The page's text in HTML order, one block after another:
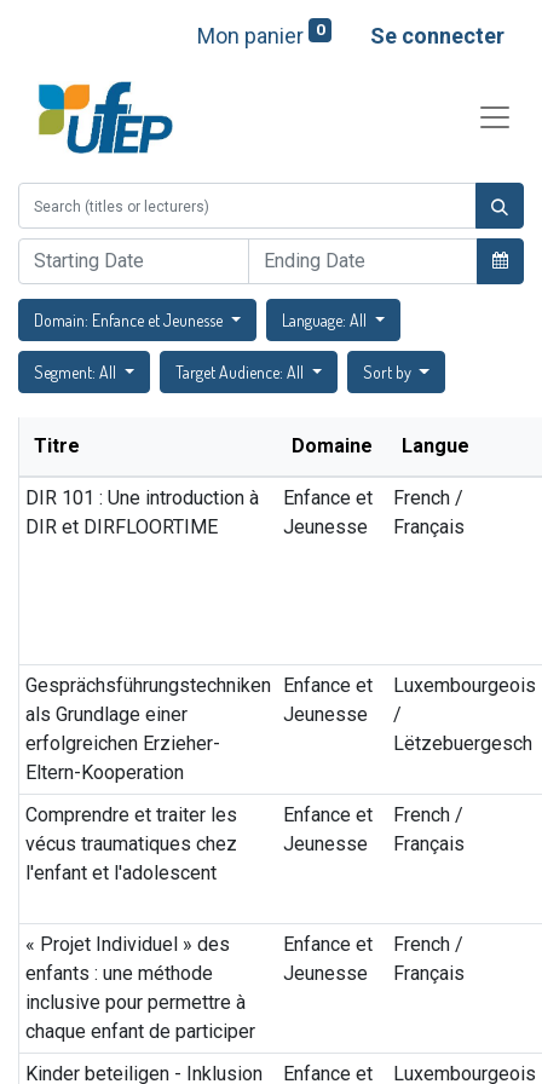
Mon panier 0 Se connecter
Domain: Enfance et Jeunesse Language: All
Segment: All Target Audience: All Sort by
Titre Domaine Langue
DIR 101 : Une introduction à
DIR et DIRFLOORTIME
Enfance et
Jeunesse
French /
Français
Gesprächsführungstechniken
als Grundlage einer
erfolgreichen Erzieher-
Eltern-Kooperation
Enfance et
Jeunesse
Luxembourgeois
/
Lëtzebuergesch
Comprendre et traiter les
vécus traumatiques chez
l'enfant et l'adolescent
Enfance et
Jeunesse
French /
Français
« Projet Individuel » des
enfants : une méthode
inclusive pour permettre à
chaque enfant de participer
Enfance et
Jeunesse
French /
Français
Kinder beteiligen - Inklusion Enfance et Luxembourgeois